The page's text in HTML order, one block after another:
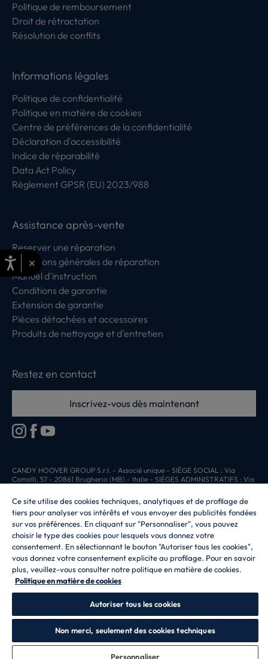
Politique de remboursement
Droit de rétractation
Résolution de conflits
Informations légales
Politique de confidentialité
Politique en matière de cookies
Centre de préférences de la confidentialité
Déclaration d'accessibilité
Indice de réparabilité
Data Act Policy
Règlement GPSR (EU) 2023/988
Assistance après-vente
Reserver une réparation
Conditions générales de réparation
Manuel d'instruction
Conditions de garantie
Extension de garantie
Pièces détachées et accessoires
Produits de nettoyage et d'entretien
Restez en contact
Inscrivez-vous dès maintenant
CANDY HOOVER GROUP S.r.I. - Associé unique - SIÈGE SOCIAL : Via
Comolli, 57 - 20861 Brugherio (MB) - Italie - SIÈGES ADMINISTRATIFS : Via
- 20871 Vimercate (MB) - Italie - Tél. : +39.039.2086.1 - Fax :
+39.039.2086.237 - Capital social 35 000 000,00 € iv - Cod. Code fiscal et
numéro d'inscription au registre du commerce de Milan-Monza-Brianza-
Lodi 04666310158 - Numéro de TVA 00786860965 - Numéro REA : MB-
1033934 - Autorisation IT AEOF 211870 - Société soumise aux activités de
gestion et de coordination de Candy S.p.A.
FR / Français
×
Ce site utilise des cookies techniques, analytiques et de profilage de
tiers pour analyser vos intérêts et vous envoyer des publicités fondées
sur vos préférences. En cliquant sur "Personnaliser", vous pouvez
choisir le type des cookies pour lesquels vous donnez votre
consentement. En sélectionnant le bouton "Autoriser tous les cookies",
vous donnez votre consentement explicite au profilage. Pour en savoir
plus, veuillez-vous consulter notre politique en matière de cookies.
Politique en matière de cookies
Autoriser tous les cookies
Non merci, seulement des cookies techniques
Personnaliser